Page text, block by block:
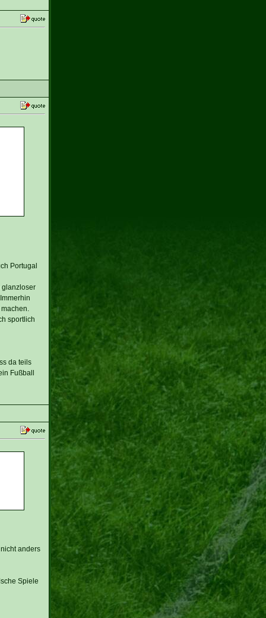
Portugal
glanzloser
sportlich
da teils
Fußball
anders
Spiele